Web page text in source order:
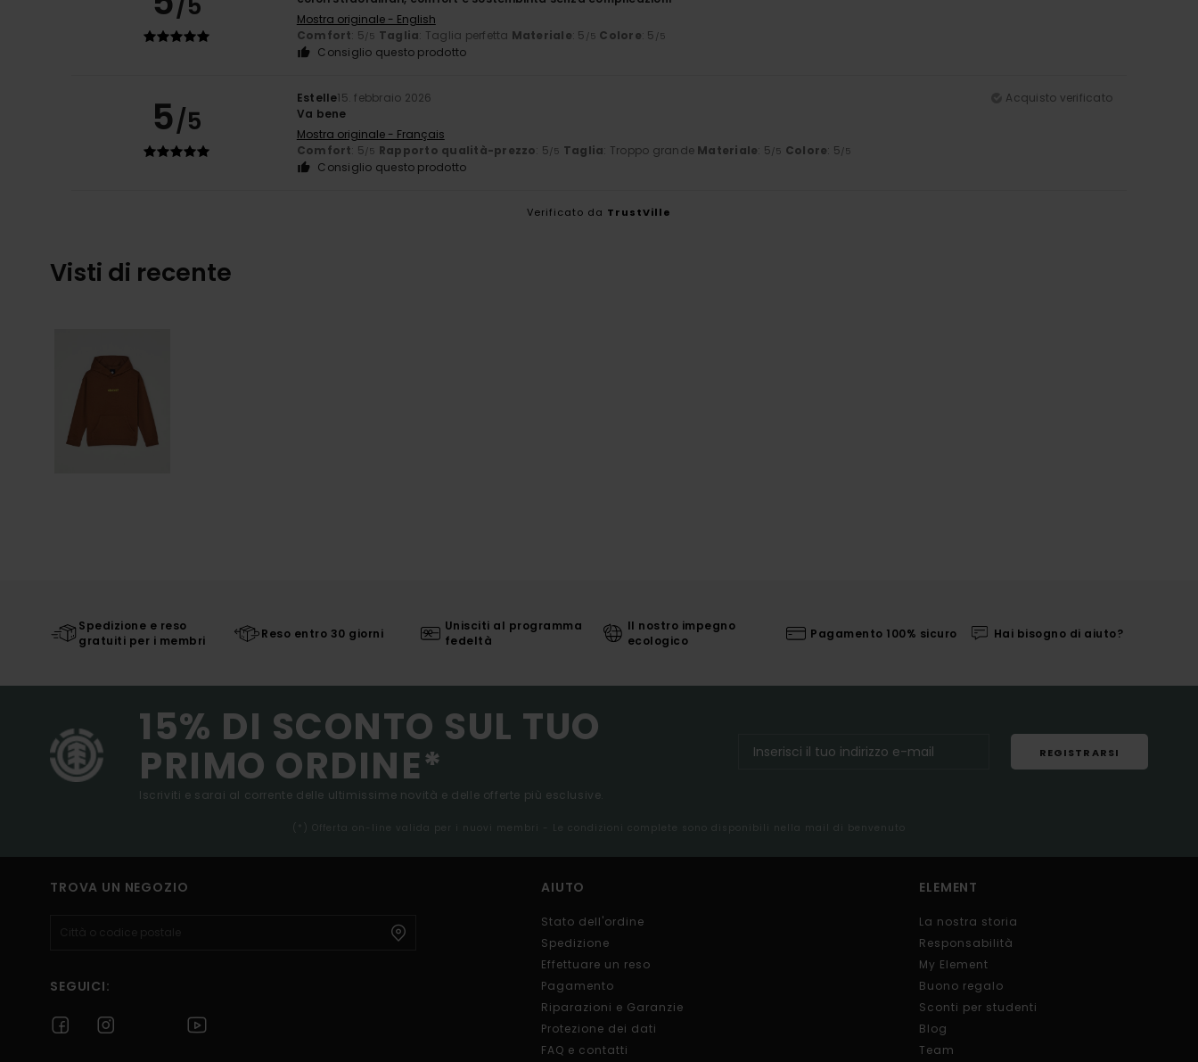
/5
Mostra originale - English
Comfort: 5/5 Taglia: Taglia perfetta Materiale: 5 /5 Colore: 5 /5
Consiglio questo prodotto
5/5
Estelle15. febbraio 2026
Acquisto verificato
Va bene
Mostra originale - Français
Comfort: 5/5 Rapporto qualità-prezzo: 5/5 Taglia: Troppo grande Materiale: 5/5 Colore: 5/5
Consiglio questo prodotto
Verificato da TrustVille
Visti di recente
Spedizione e reso
gratuiti per i membri
Reso entro 30 giorni
Unisciti al programma
fedeltà
Il nostro impegno
ecologico
Pagamento 100% sicuro Hai bisogno di aiuto?
15% DI SCONTO SUL TUO
PRIMO ORDINE*
Iscriviti e sarai al corrente delle ultimissime novità e delle offerte più esclusive.
REGISTRARSI
(*) Offerta on-line valida per i nuovi membri - Le condizioni complete sono disponibili nella mail di benvenuto
TROVA UN NEGOZIO
SEGUICI:
AIUTO
Stato dell'ordine
Spedizione
Effettuare un reso
Pagamento
Riparazioni e Garanzie
Protezione dei dati
FAQ e contatti
ELEMENT
La nostra storia
Responsabilità
My Element
Buono regalo
Sconti per studenti
Blog
Team